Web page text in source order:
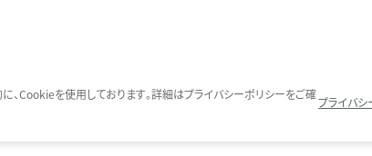
、Cookieを使用しております。詳細はプライバシーポリシーをご確
プライバシ